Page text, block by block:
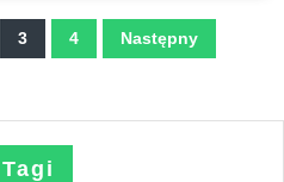
3 4 Następny
Tagi